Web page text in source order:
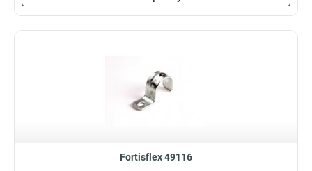
Fortisflex 49116